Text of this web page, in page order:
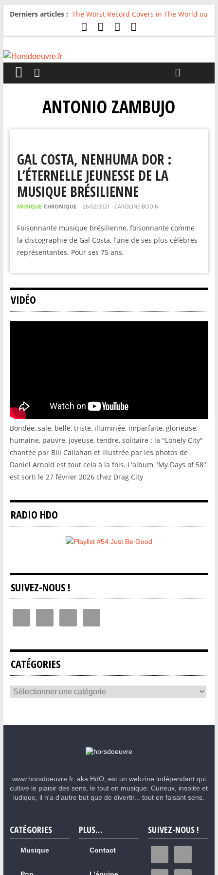
Derniers articles : The Worst Record Covers in The World ou
Comment rire du pire
Avril 2026 : C’est dans les vieux pots
For The First Time, Again : Tyler Ballgame
ANTONIO ZAMBUJO
GAL COSTA, NENHUMA DOR :
L’ÉTERNELLE JEUNESSE DE LA
MUSIQUE BRÉSILIENNE
MUSIQUE CHRONIQUE 26/02/2021 CAROLINE BODIN
Foisonnante musique brésilienne, foisonnante comme
la discographie de Gal Costa, l’une de ses plus célèbres
représentantes. Pour ses 75 ans,
VIDÉO
Bondée, sale, belle, triste, illuminée, imparfaite, glorieuse,
humaine, pauvre, joyeuse, tendre, solitaire : la "Lonely City"
chantée par Bill Callahan et illustrée par les photos de
Daniel Arnold est tout cela à la fois. L'album "My Days of 58"
est sorti le 27 février 2026 chez Drag City
RADIO HDO
SUIVEZ-NOUS !
CATÉGORIES
www.horsdoeuvre.fr, aka HdO, est un webzine indépendant qui
cultive le plaisir des sens, le tout en musique. Curieux, insolite et
ludique, il n'a d'autre but que de divertir... tout en faisant sens.
CATÉGORIES
Musique
PLUS…
Contact
SUIVEZ-NOUS !